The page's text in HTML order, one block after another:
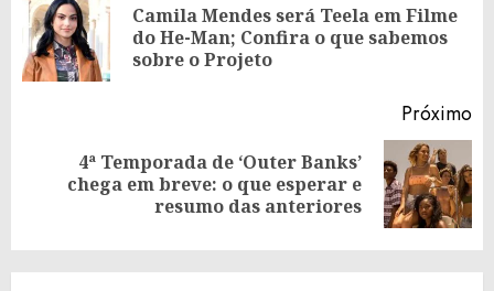
ReadingCamila Mendes será Teela em Filme
do He-Man; Confira o que sabemos
sobre o Projeto
Próximo
Próximo
4ª Temporada de ‘Outer Banks’
chega em breve: o que esperar e
resumo das anteriores